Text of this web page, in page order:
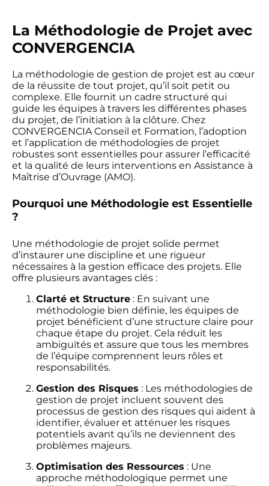
La Méthodologie de Projet avec
CONVERGENCIA
La méthodologie de gestion de projet est au cœur
de la réussite de tout projet, qu’il soit petit ou
complexe. Elle fournit un cadre structuré qui
guide les équipes à travers les différentes phases
du projet, de l’initiation à la clôture. Chez
CONVERGENCIA Conseil et Formation, l’adoption
et l’application de méthodologies de projet
robustes sont essentielles pour assurer l’efficacité
et la qualité de leurs interventions en Assistance à
Maîtrise d’Ouvrage (AMO).
Pourquoi une Méthodologie est Essentielle
?
Une méthodologie de projet solide permet
d’instaurer une discipline et une rigueur
nécessaires à la gestion efficace des projets. Elle
offre plusieurs avantages clés :
Clarté et Structure : En suivant une
méthodologie bien définie, les équipes de
projet bénéficient d’une structure claire pour
chaque étape du projet. Cela réduit les
ambiguïtés et assure que tous les membres
de l’équipe comprennent leurs rôles et
responsabilités.
Gestion des Risques : Les méthodologies de
gestion de projet incluent souvent des
processus de gestion des risques qui aident à
identifier, évaluer et atténuer les risques
potentiels avant qu’ils ne deviennent des
problèmes majeurs.
Optimisation des Ressources : Une
approche méthodologique permet une